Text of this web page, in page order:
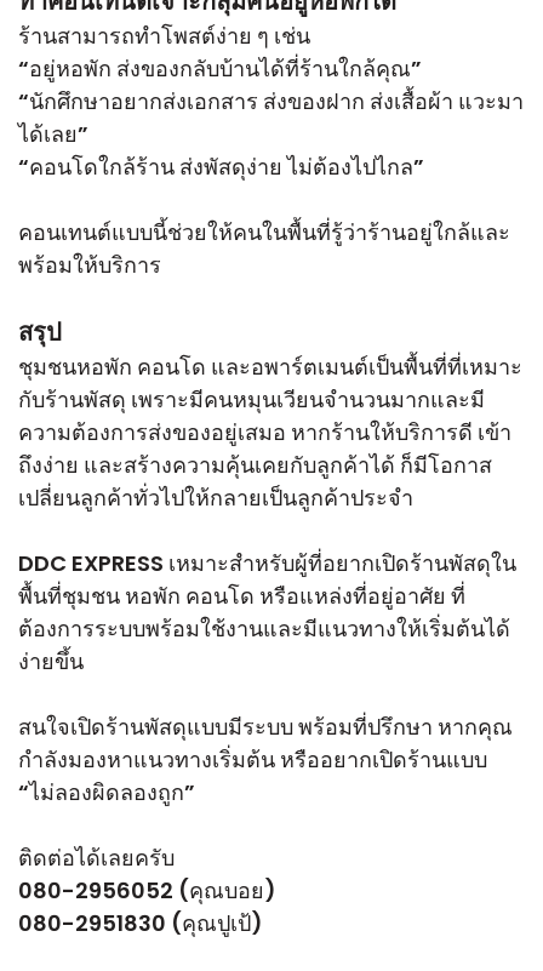
ร้านสามารถทำโพสต์ง่าย ๆ เช่น
“อยู่หอพัก ส่งของกลับบ้านได้ที่ร้านใกล้คุณ”
“นักศึกษาอยากส่งเอกสาร ส่งของฝาก ส่งเสื้อผ้า แวะมา
ได้เลย”
“คอนโดใกล้ร้าน ส่งพัสดุง่าย ไม่ต้องไปไกล”
คอนเทนต์แบบนี้ช่วยให้คนในพื้นที่รู้ว่าร้านอยู่ใกล้และ
พร้อมให้บริการ
สรุป
ชุมชนหอพัก คอนโด และอพาร์ตเมนต์เป็นพื้นที่ที่เหมาะ
กับร้านพัสดุ เพราะมีคนหมุนเวียนจำนวนมากและมี
ความต้องการส่งของอยู่เสมอ หากร้านให้บริการดี เข้า
ถึงง่าย และสร้างความคุ้นเคยกับลูกค้าได้ ก็มีโอกาส
เปลี่ยนลูกค้าทั่วไปให้กลายเป็นลูกค้าประจำ
DDC EXPRESS เหมาะสำหรับผู้ที่อยากเปิดร้านพัสดุใน
พื้นที่ชุมชน หอพัก คอนโด หรือแหล่งที่อยู่อาศัย ที่
ต้องการระบบพร้อมใช้งานและมีแนวทางให้เริ่มต้นได้
ง่ายขึ้น
สนใจเปิดร้านพัสดุแบบมีระบบ พร้อมที่ปรึกษา หากคุณ
กำลังมองหาแนวทางเริ่มต้น หรืออยากเปิดร้านแบบ
“ไม่ลองผิดลองถูก”
ติดต่อได้เลยครับ
080-2956052 (คุณบอย)
080-2951830 (คุณปูเป้)